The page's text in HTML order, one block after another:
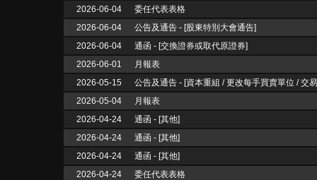
2026-06-04
委任代表表格
2026-06-04
公告及通告 - [股東特別大會通告]
2026-06-04
通函 - [交換證券或取代原證券]
2026-06-01
月報表
2026-05-15
公告及通告 - [資本重組 / 更改每手買賣單位 / 交
改暫停... 更多]
2026-05-04
月報表
2026-04-24
通函 - [其他]
2026-04-24
通函 - [其他]
2026-04-24
通函 - [其他]
2026-04-24
委任代表表格